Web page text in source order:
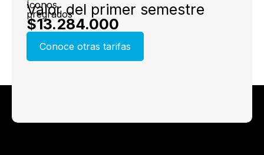
Valor del primer semestre
$13.284.000
Conoce otras tarifas